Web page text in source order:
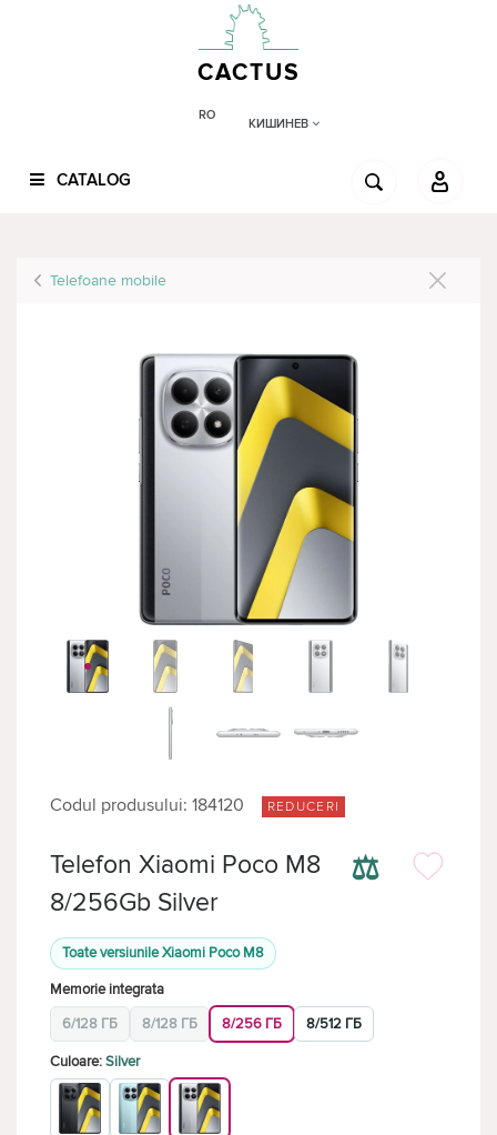
CACTUS
RO
КИШИНЕВ
CATALOG
Telefoane mobile
Codul produsului: 184120 REDUCERI
⚖
Telefon Xiaomi Poco M8
8/256Gb Silver
Toate versiunile Xiaomi Poco M8
Memorie integrata
6/128 ГБ
8/128 ГБ 8/256 ГБ 8/512 ГБ
Culoare:Silver